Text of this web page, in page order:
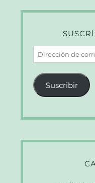
Dirección
de
correo
electrónico
Suscribir